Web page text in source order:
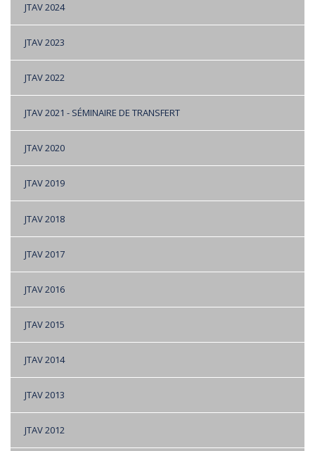
JTAV 2024
JTAV 2023
JTAV 2022
JTAV 2021 - SÉMINAIRE DE TRANSFERT
JTAV 2020
JTAV 2019
JTAV 2018
JTAV 2017
JTAV 2016
JTAV 2015
JTAV 2014
JTAV 2013
JTAV 2012